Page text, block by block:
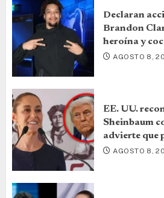
Declaran
Brandon
heroína y
AGOSTO 8,
EE. UU.
Sheinbaum
advierte que
AGOSTO 8,